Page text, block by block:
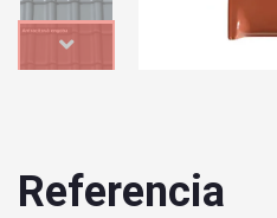
Referencia